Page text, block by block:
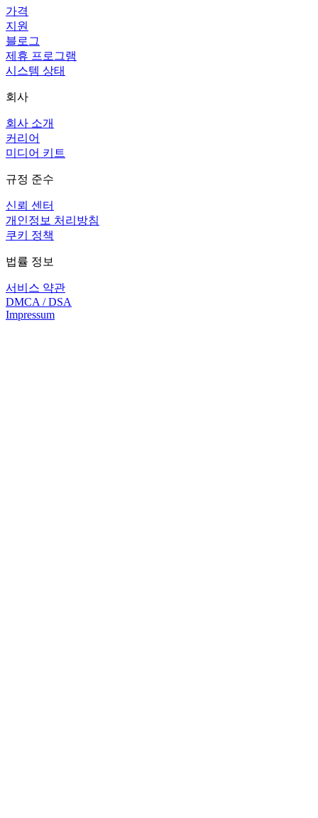
가격
지원
블로그
제휴 프로그램
시스템 상태
회사
회사 소개
커리어
미디어 키트
규정 준수
신뢰 센터
개인정보 처리방침
쿠키 정책
법률 정보
서비스 약관
DMCA / DSA
Impressum